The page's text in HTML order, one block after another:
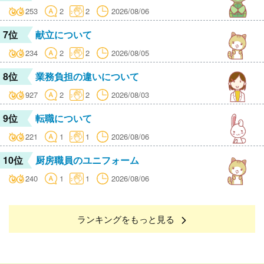
253 2 2 2026/08/06
7位 献立について
234 2 2 2026/08/05
8位 業務負担の違いについて
927 2 2 2026/08/03
9位 転職について
221 1 1 2026/08/06
10位 厨房職員のユニフォーム
240 1 1 2026/08/06
ランキングをもっと見る